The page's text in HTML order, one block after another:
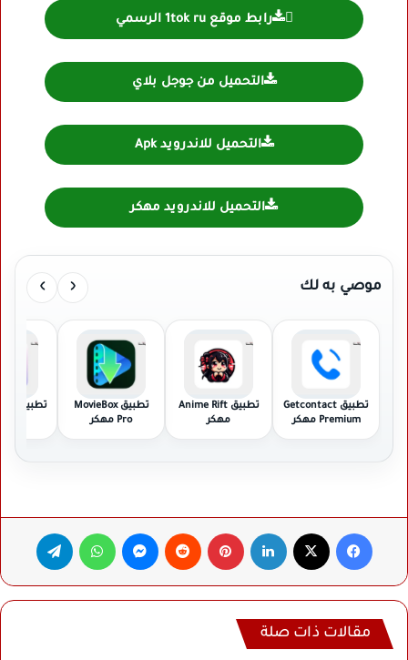
رابط موقع 1tok ru الرسمي
التحميل من جوجل بلاي
التحميل للاندرويد Apk
التحميل للاندرويد مهكر
موصي به لك ‹
›
تطبيق Getcontact
Premium مهكر
تطبيق Anime Rift
مهكر
تطبيق MovieBox
Pro مهكر
فيسبوك لينكدإن بينتيريست ماسنجر واتساب
مقالات ذات صلة